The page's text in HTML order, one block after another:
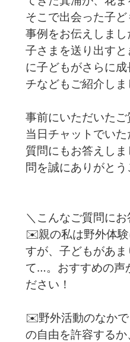
そこで出会った子
事例をお伝えしま
子さまを送り出す
に子どもがさらに
チなどもご紹介しま
事前にいただいたご
当日チャットでい
質問にもお答えし
問を誠にありがとう
＼こんなご質問に
✉️親の私は野外体
すが、子どもがあま
て…。おすすめの声
ださい！
✉️野外活動のなか
の自由を許容する